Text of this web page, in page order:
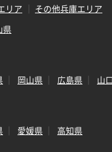
リア
その他兵庫エリア
県
岡山県 広島県 山
愛媛県 高知県